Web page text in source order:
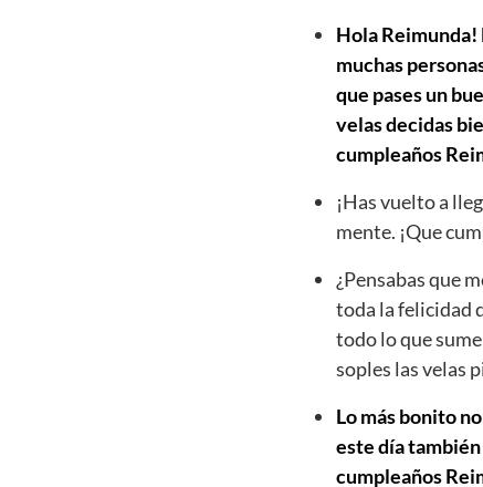
Hola Reimunda!
muchas
que pases un
velas decidas
cumpleaños
¡Has vuelto a
mente. ¡Que
¿Pensabas que
toda la felicidad
todo lo que
soples las velas
Lo más bonito
este día
cumpleaños